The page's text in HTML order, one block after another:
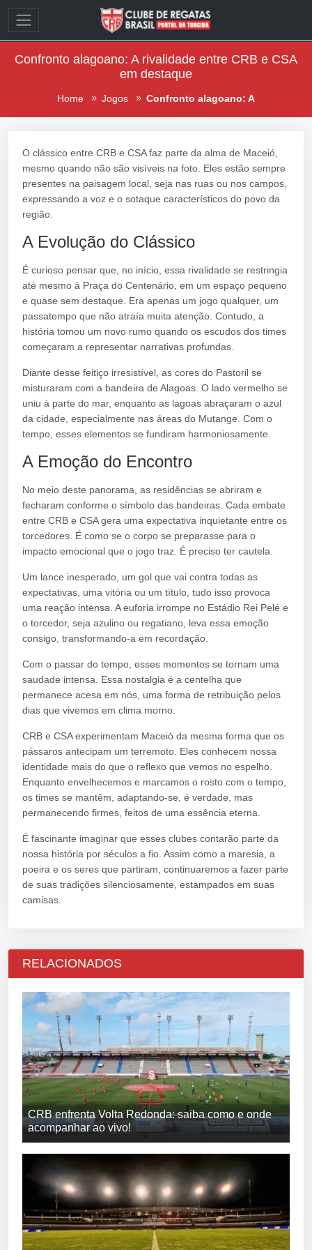
Confronto alagoano: A rivalidade entre CRB e CSA
em destaque
Home Jogos Confronto alagoano: A
O clássico entre CRB e CSA faz parte da alma de Maceió,
mesmo quando não são visíveis na foto. Eles estão sempre
presentes na paisagem local, seja nas ruas ou nos campos,
expressando a voz e o sotaque característicos do povo da
região.
A Evolução do Clássico
É curioso pensar que, no início, essa rivalidade se restringia
até mesmo à Praça do Centenário, em um espaço pequeno
e quase sem destaque. Era apenas um jogo qualquer, um
passatempo que não atraía muita atenção. Contudo, a
história tomou um novo rumo quando os escudos dos times
começaram a representar narrativas profundas.
Diante desse feitiço irresistível, as cores do Pastoril se
misturaram com a bandeira de Alagoas. O lado vermelho se
uniu à parte do mar, enquanto as lagoas abraçaram o azul
da cidade, especialmente nas áreas do Mutange. Com o
tempo, esses elementos se fundiram harmoniosamente.
A Emoção do Encontro
No meio deste panorama, as residências se abriram e
fecharam conforme o símbolo das bandeiras. Cada embate
entre CRB e CSA gera uma expectativa inquietante entre os
torcedores. É como se o corpo se preparasse para o
impacto emocional que o jogo traz. É preciso ter cautela.
Um lance inesperado, um gol que vai contra todas as
expectativas, uma vitória ou um título, tudo isso provoca
uma reação intensa. A euforia irrompe no Estádio Rei Pelé e
o torcedor, seja azulino ou regatiano, leva essa emoção
consigo, transformando-a em recordação.
Com o passar do tempo, esses momentos se tornam uma
saudade intensa. Essa nostalgia é a centelha que
permanece acesa em nós, uma forma de retribuição pelos
dias que vivemos em clima morno.
CRB e CSA experimentam Maceió da mesma forma que os
pássaros antecipam um terremoto. Eles conhecem nossa
identidade mais do que o reflexo que vemos no espelho.
Enquanto envelhecemos e marcamos o rosto com o tempo,
os times se mantêm, adaptando-se, é verdade, mas
permanecendo firmes, feitos de uma essência eterna.
É fascinante imaginar que esses clubes contarão parte da
nossa história por séculos a fio. Assim como a maresia, a
poeira e os seres que partiram, continuaremos a fazer parte
de suas tradições silenciosamente, estampados em suas
camisas.
RELACIONADOS
CRB enfrenta Volta Redonda: saiba como e onde
acompanhar ao vivo!